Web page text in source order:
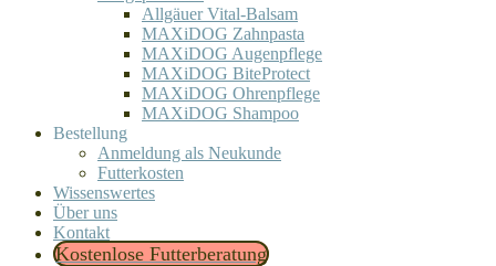
Allgäuer Vital-Balsam
MAXiDOG Zahnpasta
MAXiDOG Augenpflege
MAXiDOG BiteProtect
MAXiDOG Ohrenpflege
MAXiDOG Shampoo
Bestellung
Anmeldung als Neukunde
Futterkosten
Wissenswertes
Über uns
Kontakt
Kostenlose Futterberatung